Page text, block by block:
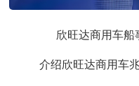
欣旺达商用车船
介绍欣旺达商用车